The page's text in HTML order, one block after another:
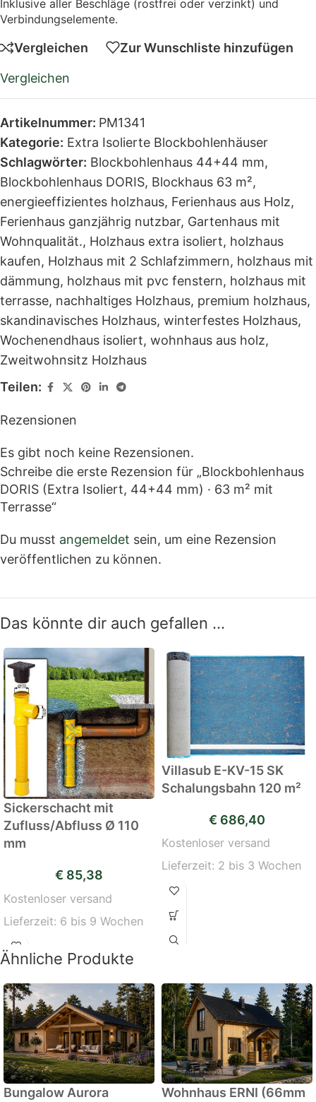
Inklusive aller Beschläge (rostfrei oder verzinkt) und
Verbindungselemente.
Vergleichen Zur Wunschliste hinzufügen
Vergleichen
Artikelnummer: PM1341
Kategorie: Extra Isolierte Blockbohlenhäuser
Schlagwörter: Blockbohlenhaus 44+44 mm,
Blockbohlenhaus DORIS, Blockhaus 63 m²,
energieeffizientes holzhaus, Ferienhaus aus Holz,
Ferienhaus ganzjährig nutzbar, Gartenhaus mit
Wohnqualität., Holzhaus extra isoliert, holzhaus
kaufen, Holzhaus mit 2 Schlafzimmern, holzhaus mit
dämmung, holzhaus mit pvc fenstern, holzhaus mit
terrasse, nachhaltiges Holzhaus, premium holzhaus,
skandinavisches Holzhaus, winterfestes Holzhaus,
Wochenendhaus isoliert, wohnhaus aus holz,
Zweitwohnsitz Holzhaus
Teilen:
Rezensionen
Es gibt noch keine Rezensionen.
Schreibe die erste Rezension für „Blockbohlenhaus
DORIS (Extra Isoliert, 44+44 mm) · 63 m² mit
Terrasse“
Du musst angemeldet sein, um eine Rezension
veröffentlichen zu können.
Das könnte dir auch gefallen …
Sickerschacht mit
Zufluss/Abfluss Ø 110
mm
€ 85,38
Kostenloser versand
Lieferzeit: 6 bis 9 Wochen
Villasub E-KV-15 SK
Schalungsbahn 120 m²
€ 686,40
Kostenloser versand
Lieferzeit: 2 bis 3 Wochen
Ähnliche Produkte
Bungalow Aurora
Wohnhaus ERNI (66mm